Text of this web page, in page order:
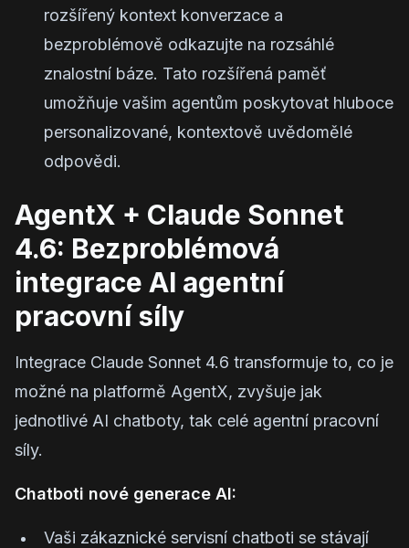
rozšířený kontext konverzace a
bezproblémově odkazujte na rozsáhlé
znalostní báze. Tato rozšířená paměť
umožňuje vašim agentům poskytovat hluboce
personalizované, kontextově uvědomělé
odpovědi.
AgentX + Claude Sonnet
4.6: Bezproblémová
integrace AI agentní
pracovní síly
Integrace Claude Sonnet 4.6 transformuje to, co je
možné na platformě AgentX, zvyšuje jak
jednotlivé AI chatboty, tak celé agentní pracovní
síly.
Chatboti nové generace AI:
Vaši zákaznické servisní chatboti se stávají